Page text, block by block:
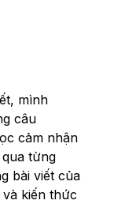
mình
câu
cảm nhận
từng
bài viết của
kiến thức